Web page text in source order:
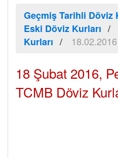
Geçmiş Tarihli Döviz
Eski Döviz Kurları
Kurları
18 Şubat 2016,
TCMB Döviz